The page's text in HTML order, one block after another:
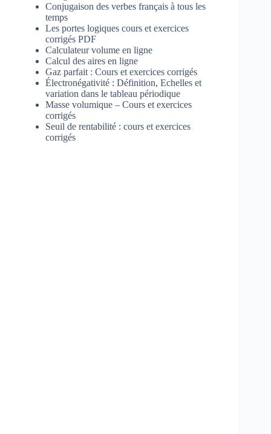
Conjugaison des verbes français à tous les
temps
Les portes logiques cours et exercices
corrigés PDF
Calculateur volume en ligne
Calcul des aires en ligne
Gaz parfait : Cours et exercices corrigés
Électronégativité : Définition, Echelles et
variation dans le tableau périodique
Masse volumique – Cours et exercices
corrigés
Seuil de rentabilité : cours et exercices
corrigés